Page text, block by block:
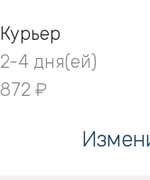
Курьер
2-4 дня(ей)
872 ₽